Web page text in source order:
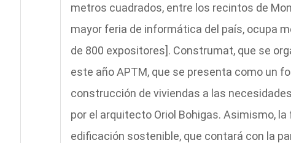
metros cuadrados, entre los recintos de
mayor feria de informática del país, ocupa
de 800 expositores]. Construmat, que se
este año APTM, que se presenta como un
construcción de viviendas a las
por el arquitecto Oriol Bohigas. Asimismo,
edificación sostenible, que contará con la